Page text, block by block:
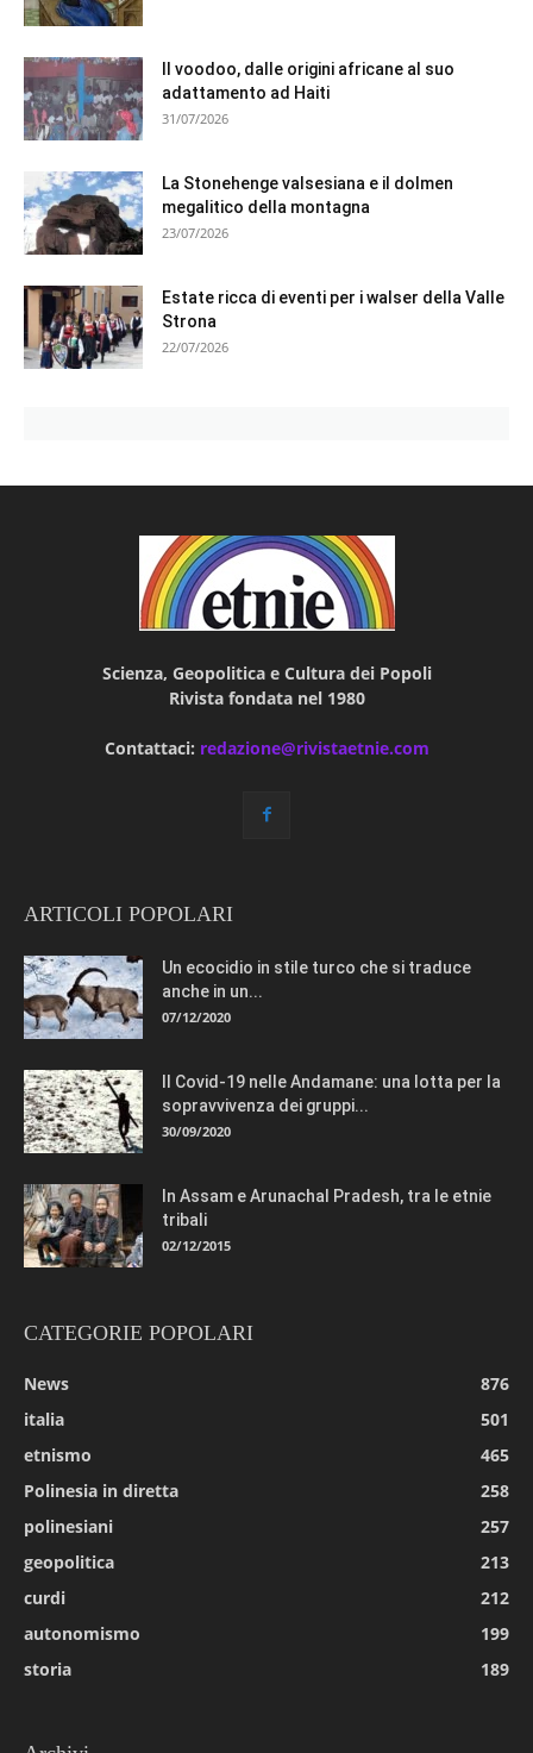
Il voodoo, dalle origini africane al suo
adattamento ad Haiti
31/07/2026
La Stonehenge valsesiana e il dolmen
megalitico della montagna
23/07/2026
Estate ricca di eventi per i walser della Valle
Strona
22/07/2026
Scienza, Geopolitica e Cultura dei Popoli
Rivista fondata nel 1980
Contattaci: redazione@rivistaetnie.com
ARTICOLI POPOLARI
Un ecocidio in stile turco che si traduce
anche in un...
07/12/2020
Il Covid-19 nelle Andamane: una lotta per la
sopravvivenza dei gruppi...
30/09/2020
In Assam e Arunachal Pradesh, tra le etnie
tribali
02/12/2015
CATEGORIE POPOLARI
News
876
italia
501
etnismo
465
Polinesia in diretta
258
polinesiani
257
geopolitica
213
curdi
212
autonomismo
199
storia
189